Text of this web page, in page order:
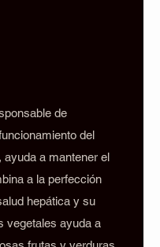
de
del
ayuda a mantener el
a la perfección
hepática y su
vegetales ayuda a